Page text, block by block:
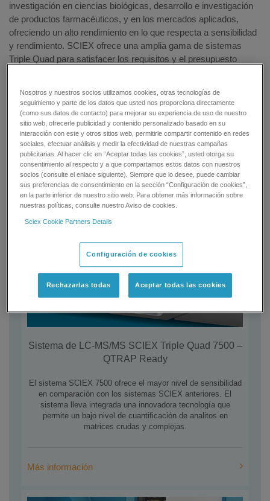
investigación en ciencias biológicas, desarrollo e investigación
de productos farmacéuticos, y en los mercados aplicados,
ofreciendo un alto rendimiento en lo que respecta a sensibilidad
y rendimiento. SCIEX ofrece una amplia gama de sistemas
Triple Quad para satisfacer los requisitos y el presupuesto
Sistema de LC-MS/MS SCIEX Triple Quad 7500 –
QTRAP Ready
El sistema SCIEX 7500 ofrece el mayor nivel de sensibilidad
en comparación con los sistemas SCIEX anteriores. El
sistema lleva integrada una innovadora tecnología que
permite un bajo nivel de cuantificación de analitos en
matrices crudas y complejas.
Más información
Nosotros y nuestros socios utilizamos cookies, otras tecnologías de
seguimiento y parte de los datos que usted nos proporciona directamente
(como sus datos de contacto) para mejorar su experiencia de uso de nuestro
sitio web, ofrecerle publicidad y contenido personalizado basado en su
interacción con este y otros sitios web, permitirle compartir contenido en redes
sociales, efectuar análisis y medir la efectividad de nuestras campañas
publicitarias. Al hacer clic en “Aceptar todas las cookies”, usted otorga su
consentimiento al respecto y a que compartamos estos datos con nuestros
socios (consulte el enlace siguiente). Siempre que lo desee, puede cambiar
sus preferencias de consentimiento en la sección “Configuración de cookies”,
en la parte inferior de nuestro sitio web. Para obtener más información sobre
nuestras políticas, consulte nuestro Aviso de cookies.
Sciex Cookie Partners Details
Configuración de cookies
Rechazarlas todas Aceptar todas las cookies